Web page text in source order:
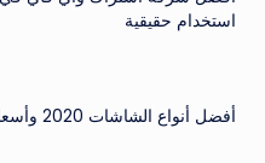
استخدام حقيقية
أفضل أنواع الشاشات 2020 وأسعارهم